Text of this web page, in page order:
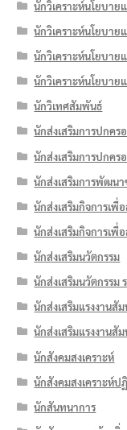
นักวิเคราะห์นโยบา
นักวิเคราะห์นโยบา
นักวิเคราะห์นโยบา
นักวิเคราะห์นโยบา
นักวิเทศสัมพันธ์
นักส่งเสริมการปกคร
นักส่งเสริมการปกค
นักส่งเสริมการพัฒน
นักส่งเสริมกิจการเพื่
นักส่งเสริมกิจการเพื่
นักส่งเสริมนวัตกรรม
นักส่งเสริมนวัตกรรม
นักส่งเสริมแรงงานสั
นักส่งเสริมแรงงานสั
นักสังคมสงเคราะห์
นักสังคมสงเคราะห์ป
นักสันทนาการ